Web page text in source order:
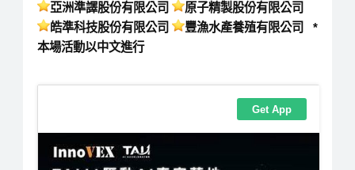
亞洲準譯股份有限公司
原子精製股份有限公司
皓準科技股份有限公司
豐漁水產養殖有限公司 *
本場活動以中文進行